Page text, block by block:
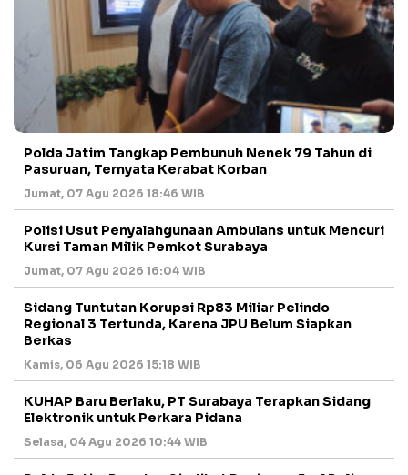
Polda Jatim Tangkap Pembunuh Nenek 79 Tahun di
Pasuruan, Ternyata Kerabat Korban
Jumat, 07 Agu 2026 18:46 WIB
Polisi Usut Penyalahgunaan Ambulans untuk Mencuri
Kursi Taman Milik Pemkot Surabaya
Jumat, 07 Agu 2026 16:04 WIB
Sidang Tuntutan Korupsi Rp83 Miliar Pelindo
Regional 3 Tertunda, Karena JPU Belum Siapkan
Berkas
Kamis, 06 Agu 2026 15:18 WIB
KUHAP Baru Berlaku, PT Surabaya Terapkan Sidang
Elektronik untuk Perkara Pidana
Selasa, 04 Agu 2026 10:44 WIB